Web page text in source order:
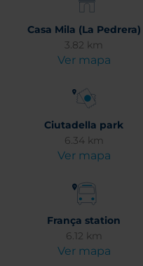
Casa Mila (La Pedrera)
3.82 km
Ver mapa
Ciutadella park
6.34 km
Ver mapa
França station
6.12 km
Ver mapa